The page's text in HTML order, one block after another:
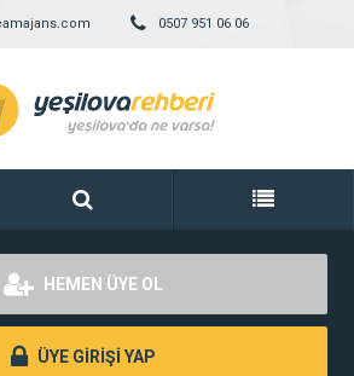
0507 951 06 06
HEMEN ÜYE OL
ÜYE GİRİŞİ YAP